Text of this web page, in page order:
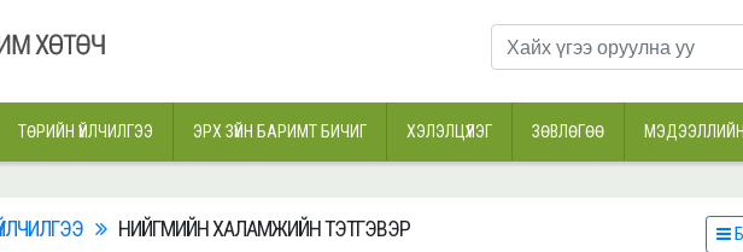
ТӨРИЙН ҮЙЛЧИЛГЭЭ ЭРХ ЗҮЙН БАРИМТ БИЧИГ ХЭЛЭЛЦҮҮЛЭГ ЗӨВЛӨГӨӨ
НИЙГМИЙН ХАЛАМЖИЙН ТЭТГЭВЭР